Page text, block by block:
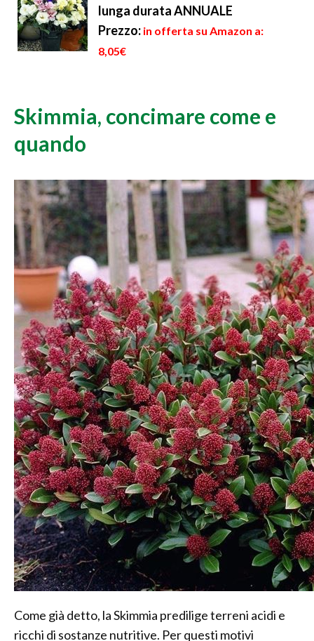
lunga durata ANNUALE
Prezzo: in offerta su Amazon a:
8,05€
Skimmia, concimare come e
quando
Come già detto, la Skimmia predilige terreni acidi e
ricchi di sostanze nutritive. Per questi motivi